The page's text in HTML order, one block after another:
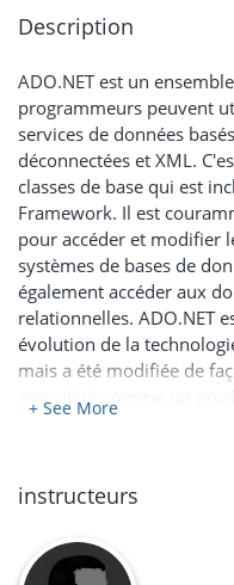
Description
ADO.NET est un
programmeurs peuvent
services de données
déconnectées et XML.
classes de base qui est
Framework. Il est
pour accéder et modifier
systèmes de bases de
également accéder aux
relationnelles. ADO.NET
évolution de la
mais a été modifiée de
+ See More
instructeurs